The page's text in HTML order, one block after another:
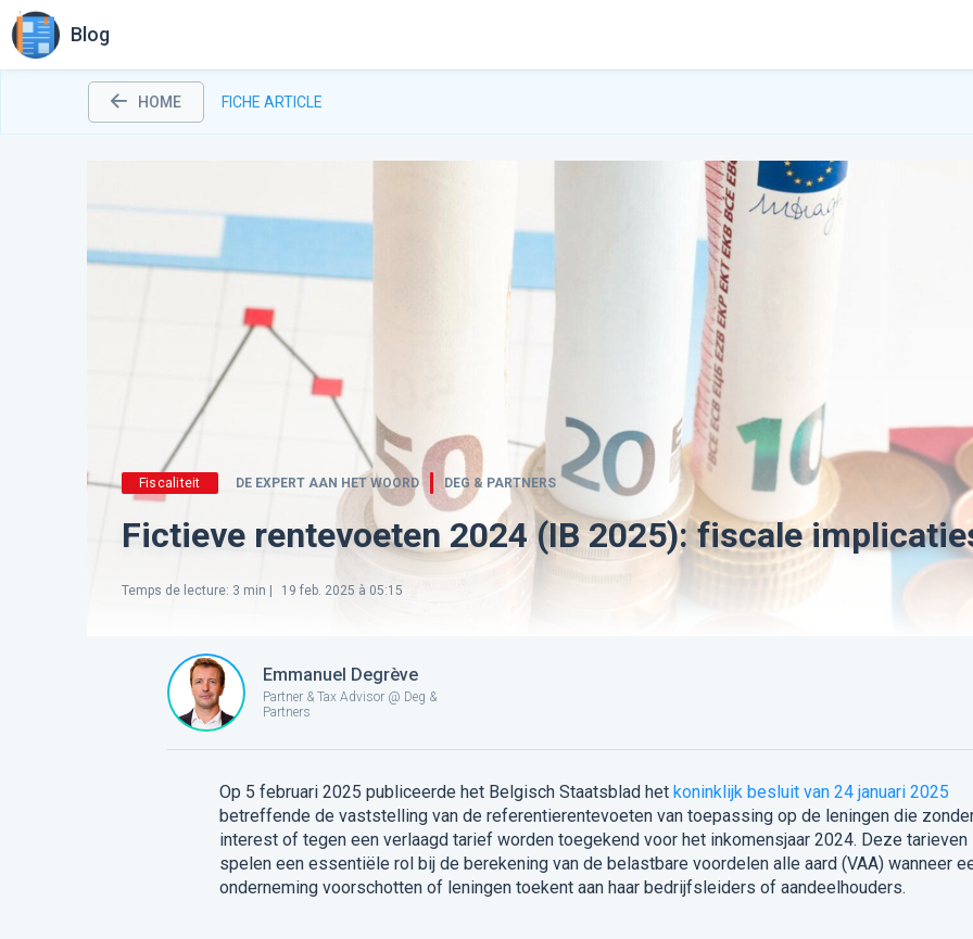
Blog
HOME FICHE ARTICLE
Fiscaliteit DE EXPERT AAN HET WOORD DEG & PARTNERS
Fictieve rentevoeten 2024 (IB 2025): fiscale
Temps de lecture: 3 min | 19 feb. 2025 à 05:15
Emmanuel Degrève
Partner & Tax Advisor @ Deg &
Partners
Op 5 februari 2025 publiceerde het Belgisch Staatsblad het koninklijk besluit van 24 januari 2025
betreffende de vaststelling van de referentierentevoeten van toepassing op de leningen die
interest of tegen een verlaagd tarief worden toegekend voor het inkomensjaar 2024. Deze tarieven
spelen een essentiële rol bij de berekening van de belastbare voordelen alle aard (VAA) wanneer
onderneming voorschotten of leningen toekent aan haar bedrijfsleiders of aandeelhouders.